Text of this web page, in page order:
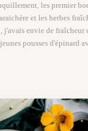
les premier
et les herbes
j'avais envie de
pousses d'épinard